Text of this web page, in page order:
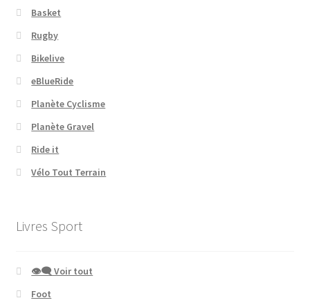
Basket
Rugby
Bikelive
eBlueRide
Planète Cyclisme
Planète Gravel
Ride it
Vélo Tout Terrain
Livres Sport
👁‍🗨 Voir tout
Foot